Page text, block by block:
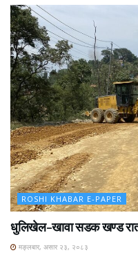
ROSHI KHABAR E-PAPER
धुलिखेल–खावा सडक खण्ड
मङ्लबार, असार २३, २०८३